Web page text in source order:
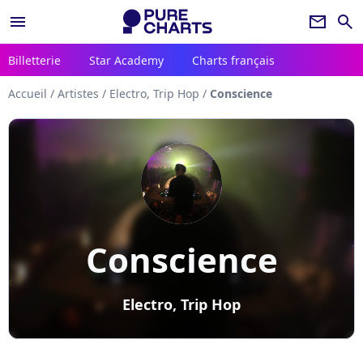
menu newsletter search
Billetterie Star Academy Charts français
Accueil / Artistes / Electro, Trip Hop / Conscience
Conscience
Electro, Trip Hop